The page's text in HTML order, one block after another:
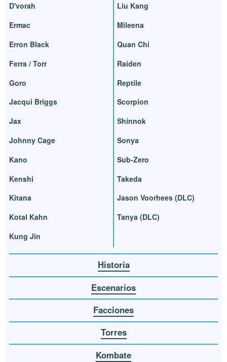
D'vorah
Ermac
Erron Black
Ferra / Torr
Goro
Jacqui Briggs
Jax
Johnny Cage
Kano
Kenshi
Kitana
Kotal Kahn
Kung Jin
Liu Kang
Mileena
Quan Chi
Raiden
Reptile
Scorpion
Shinnok
Sonya
Sub-Zero
Takeda
Jason Voorhees (DLC)
Tanya (DLC)
Historia
Escenarios
Facciones
Torres
Kombate